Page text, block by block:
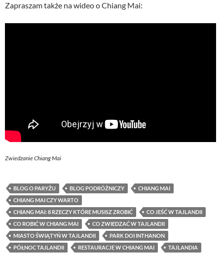
Zapraszam także na wideo o Chiang Mai:
Zwiedzanie Chiang Mai
BLOG O PARYŻU BLOG PODRÓŻNICZY
CHIANG MAI
CHIANG MAI CZY WARTO
CHIANG MAI: 8 RZECZY KTÓRE MUSISZ ZROBIĆ
CO JEŚĆ W TAJLANDII
CO ROBIĆ W CHIANG MAI
CO ZWIEDZAĆ W TAJLANDII
MIASTO ŚWIĄTYŃ W TAJLANDII
PARK DOI INTHANON
PÓŁNOC TAJLANDII
RESTAURACJE W CHIANG MAI
TAJLANDIA